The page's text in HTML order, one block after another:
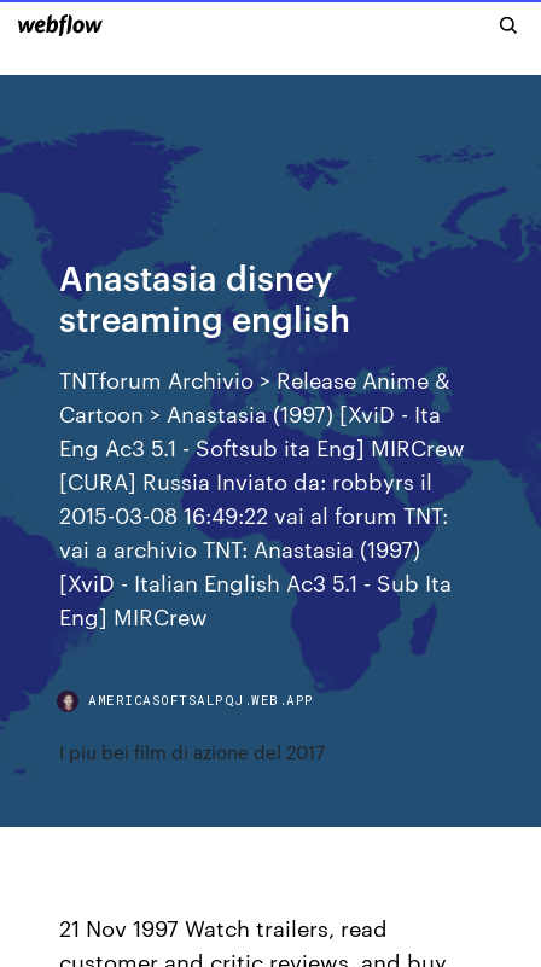
Anastasia disney
streaming english
TNTforum Archivio > Release Anime &
Cartoon > Anastasia (1997) [XviD - Ita
Eng Ac3 5.1 - Softsub ita Eng] MIRCrew
[CURA] Russia Inviato da: robbyrs il
2015-03-08 16:49:22 vai al forum TNT:
vai a archivio TNT: Anastasia (1997)
[XviD - Italian English Ac3 5.1 - Sub Ita
Eng] MIRCrew
AMERICASOFTSALPQJ.WEB.APP
I piu bei film di azione del 2017
21 Nov 1997 Watch trailers, read
customer and critic reviews, and buy